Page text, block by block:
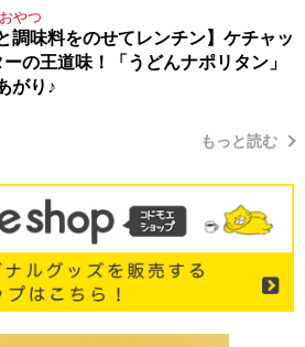
やつ
調味料をのせてレンチン】ケチャッ
の王道味！「うどんナポリタン」
がり♪
もっと読む